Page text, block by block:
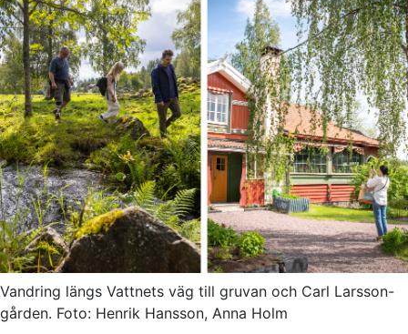
Vandring längs Vattnets väg till gruvan och Carl Larsson-
gården. Foto: Henrik Hansson, Anna Holm